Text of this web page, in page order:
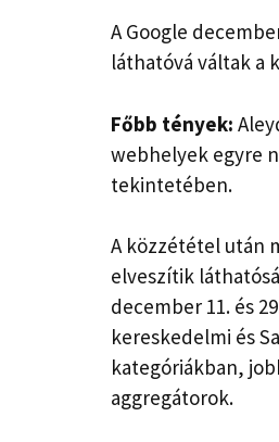
A Google
láthatóvá váltak a
Főbb tények:
webhelyek egyre
tekintetében.
A közzététel után
elveszítik
december 11. és
kereskedelmi és
kategóriákban,
aggregátorok.